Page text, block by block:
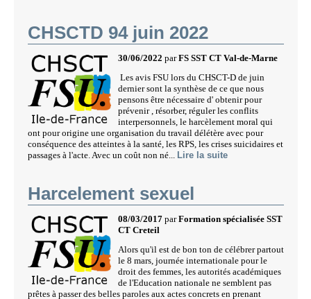
CHSCTD 94 juin 2022
30/06/2022 parFS SST CT Val-de-Marne
Les avis FSU lors du CHSCT-D de juin
dernier sont la synthèse de ce que nous
pensons être nécessaire d' obtenir pour
prévenir , résorber, réguler les conflits
interpersonnels, le harcèlement moral qui
ont pour origine une organisation du travail délétère avec pour
conséquence des atteintes à la santé, les RPS, les crises suicidaires et
passages à l'acte. Avec un coût non né...
Lire la suite
Harcelement sexuel
08/03/2017 parFormation spécialisée SST
CT Creteil
Alors qu'il est de bon ton de célébrer partout
le 8 mars, journée internationale pour le
droit des femmes, les autorités académiques
de l'Education nationale ne semblent pas
prêtes à passer des belles paroles aux actes concrets en prenant